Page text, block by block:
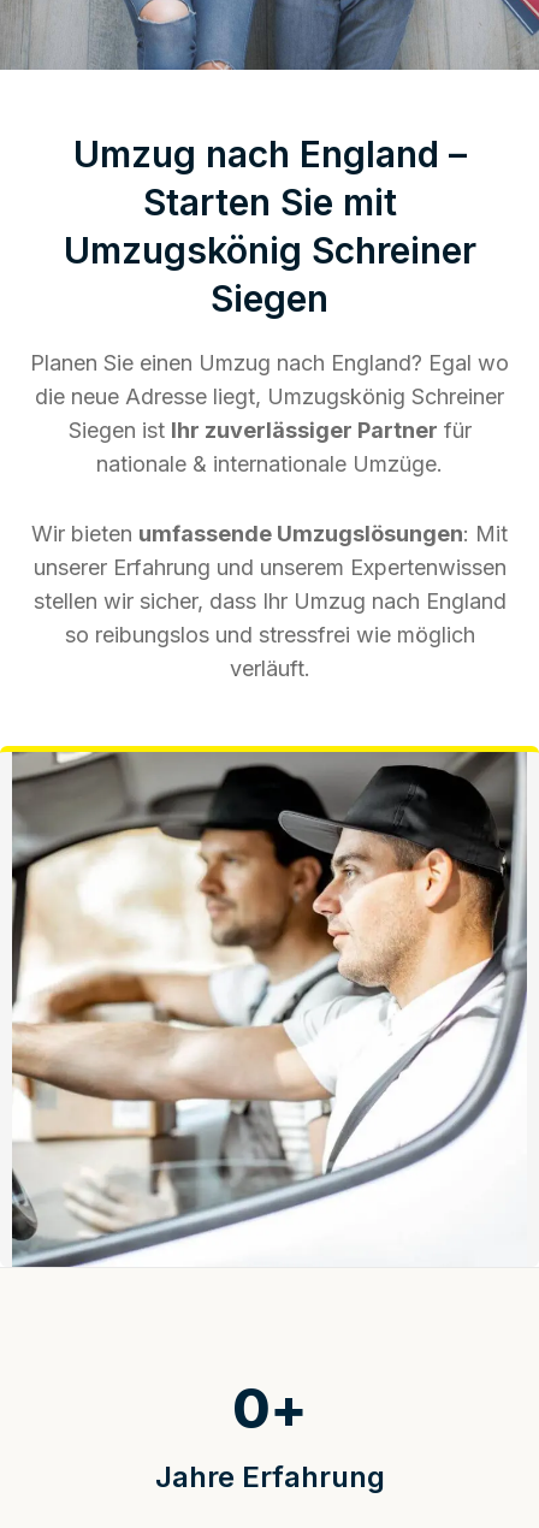
Umzug nach England –
Starten Sie mit
Umzugskönig Schreiner
Siegen
Planen Sie einen Umzug nach England? Egal wo
die neue Adresse liegt, Umzugskönig Schreiner
Siegen ist Ihr zuverlässiger Partner für
nationale & internationale Umzüge.
Wir bieten umfassende Umzugslösungen: Mit
unserer Erfahrung und unserem Expertenwissen
stellen wir sicher, dass Ihr Umzug nach England
so reibungslos und stressfrei wie möglich
verläuft.
Jahre Erfahrung
0+